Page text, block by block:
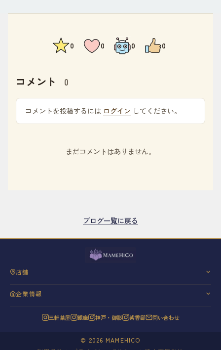
0 0 0 0
コメント 0
コメントを投稿するには ログイン してください。
まだコメントはありません。
ブログ一覧に戻る
店舗
神戸・御影
企業情報
20年の歩み
三軒茶屋 銀座 神戸・御影 紫香邸 問い合わせ
© 2026 MAMEHICO